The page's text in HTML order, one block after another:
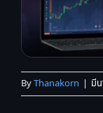
ByThanakorn | มี